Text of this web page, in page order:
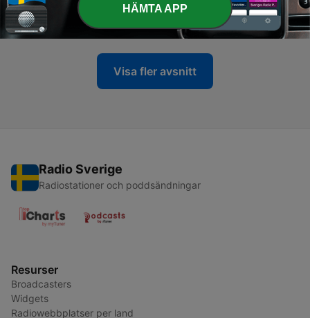
6 - Kort og godt om studiestart
30 Jul 2019
Visa fler avsnitt
Radio Sverige
Radiostationer och poddsändningar
Resurser
Broadcasters
Widgets
Radiowebbplatser per land
HÄMTA APP